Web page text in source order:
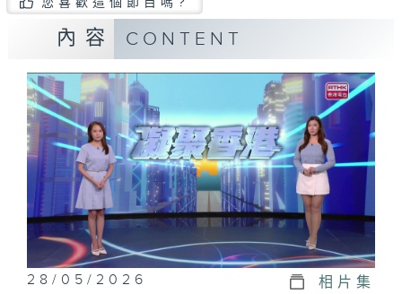
內容 CONTENT
28/05/2026 相片集